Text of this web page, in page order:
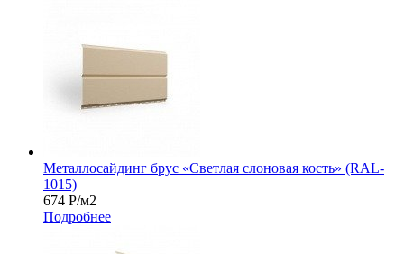
Металлосайдинг брус «Светлая слоновая кость» (RAL-
1015)
674 Р/м2
Подробнее